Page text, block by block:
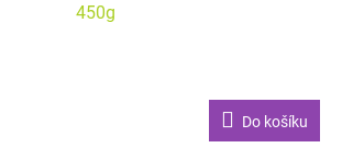
450g
Do košíku